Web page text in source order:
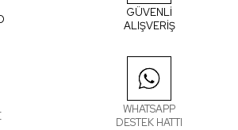
GÜVENLİ
ALIŞVERİŞ
WHATSAPP
DESTEK HATTI